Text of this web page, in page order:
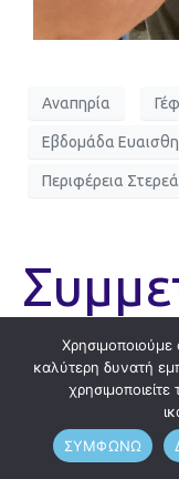
Αναπηρία
Εβδομάδα
Περιφέρεια
στην
καλύτερη δυνατή
ΣΥΜΦΩΝΩ